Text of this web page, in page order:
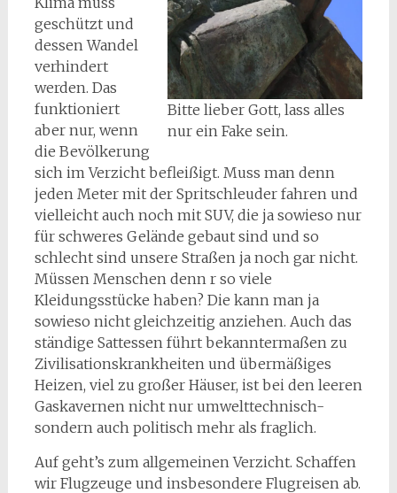
Bitte lieber Gott, lass alles
nur ein Fake sein.
geschützt und
dessen Wandel
verhindert
werden. Das
funktioniert
aber nur, wenn
die Bevölkerung
sich im Verzicht befleißigt. Muss man denn
jeden Meter mit der Spritschleuder fahren und
vielleicht auch noch mit SUV, die ja sowieso nur
für schweres Gelände gebaut sind und so
schlecht sind unsere Straßen ja noch gar nicht.
Müssen Menschen denn r so viele
Kleidungsstücke haben? Die kann man ja
sowieso nicht gleichzeitig anziehen. Auch das
ständige Sattessen führt bekanntermaßen zu
Zivilisationskrankheiten und übermäßiges
Heizen, viel zu großer Häuser, ist bei den leeren
Gaskavernen nicht nur umwelttechnisch-
sondern auch politisch mehr als fraglich.
Auf geht’s zum allgemeinen Verzicht. Schaffen
wir Flugzeuge und insbesondere Flugreisen ab.